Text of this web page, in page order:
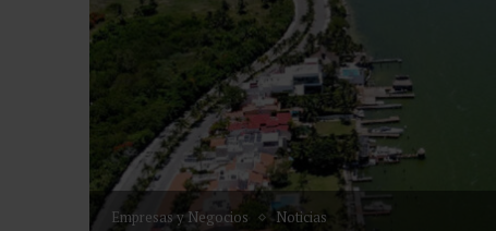
Noticias